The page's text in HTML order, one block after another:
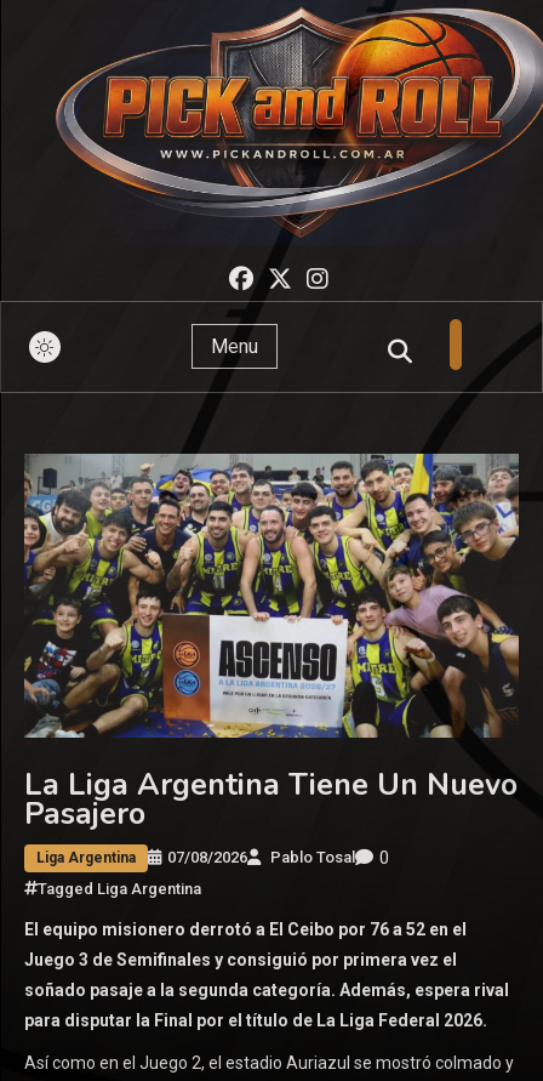
Pick And Roll
Menu
La Liga Argentina Tiene Un Nuevo
Pasajero
Liga Argentina 07/08/2026 Pablo Tosal 0
Tagged Liga Argentina
El equipo misionero derrotó a El Ceibo por 76 a 52 en el
Juego 3 de Semifinales y consiguió por primera vez el
soñado pasaje a la segunda categoría. Además, espera rival
para disputar la Final por el título de La Liga Federal 2026.
Así como en el Juego 2, el estadio Auriazul se mostró colmado y